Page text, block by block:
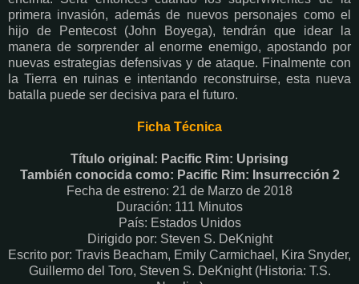
primera invasión, además de nuevos personajes como el
hijo de Pentecost (John Boyega), tendrán que idear la
manera de sorprender al enorme enemigo, apostando por
nuevas estrategias defensivas y de ataque. Finalmente con
la Tierra en ruinas e intentando reconstruirse, esta nueva
batalla puede ser decisiva para el futuro.
Ficha Técnica
Título original: Pacific Rim: Uprising
También conocida como: Pacific Rim: Insurrección 2
Fecha de estreno: 21 de Marzo de 2018
Duración: 111 Minutos
País: Estados Unidos
Dirigido por: Steven S. DeKnight
Escrito por: Travis Beacham, Emily Carmichael, Kira Snyder,
Guillermo del Toro, Steven S. DeKnight (Historia: T.S.